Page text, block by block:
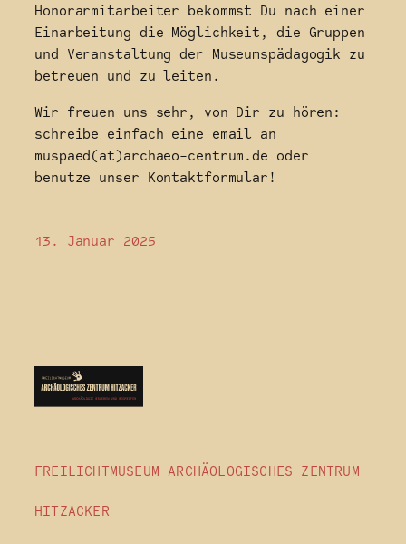
Honorarmitarbeiter bekommst Du nach einer
Einarbeitung die Möglichkeit, die Gruppen
und Veranstaltung der Museumspädagogik zu
betreuen und zu leiten.
Wir freuen uns sehr, von Dir zu hören:
schreibe einfach eine email an
muspaed(at)archaeo-centrum.de oder
benutze unser Kontaktformular!
13. Januar 2025
FREILICHTMUSEUM ARCHÄOLOGISCHES ZENTRUM
HITZACKER